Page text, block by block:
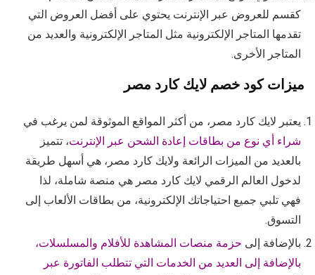
كقسم للعروض عبر الإنترنت يحتوي على أفضل العروض التي
تقدمها المتاجر الإلكترونية مثل المتاجر الإلكترونية والعديد من
المتاجر الأخرى.
ميزات كود خصم لايك كارد مصر
يعتبر لايك كارد مصر، من أكثر المواقع الموثوقة لمن يرغب في
شراء أي نوع من بطاقات إعادة الشحن عبر الإنترنت، تتميز
بالعديد من الميزات الرائعة ولايك كارد مصر، هي أسهل طريقة
لدخول العالم الرقمي لايك كارد مصر هي منصة شاملة، لذا
فهي تلبي جميع احتياجاتك الإلكترونية، من بطاقات الألعاب إلى
التسوق.
بالإضافة إلى حزمة منصات المشاهدة للأفلام والمسلسلات،
بالإضافة إلى العديد من الخدمات التي تتطلب الفاتورة عبر